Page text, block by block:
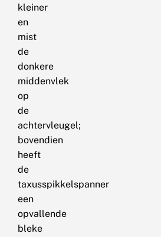
kleiner
en
mist
de
donkere
middenvlek
op
de
achtervleugel;
bovendien
heeft
de
taxusspikkelspanner
een
opvallende
bleke